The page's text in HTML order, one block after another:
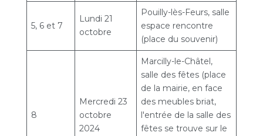
5, 6 et 7
Lundi 21
octobre
Pouilly-lès-Feurs, salle
espace rencontre
(place du souvenir)
8
Mercredi 23
octobre
2024
Marcilly-le-Châtel,
salle des fêtes (place
de la mairie, en face
des meubles briat,
l'entrée de la salle des
fêtes se trouve sur le